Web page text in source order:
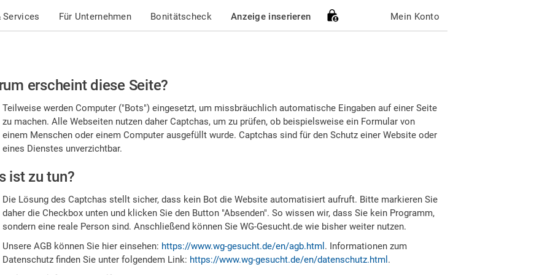
Services Für Unternehmen Bonitätscheck Anzeige inserieren Mein Konto
erscheint diese Seite?
Teilweise werden Computer ("Bots") eingesetzt, um missbräuchlich automatische Eingaben auf einer Seite
zu machen. Alle Webseiten nutzen daher Captchas, um zu prüfen, ob beispielsweise ein Formular von
einem Menschen oder einem Computer ausgefüllt wurde. Captchas sind für den Schutz einer Website oder
eines Dienstes unverzichtbar.
ist zu tun?
Die Lösung des Captchas stellt sicher, dass kein Bot die Website automatisiert aufruft. Bitte markieren Sie
daher die Checkbox unten und klicken Sie den Button "Absenden". So wissen wir, dass Sie kein Programm,
sondern eine reale Person sind. Anschließend können Sie WG-Gesucht.de wie bisher weiter nutzen.
Unsere AGB können Sie hier einsehen: https://www.wg-gesucht.de/en/agb.html . Informationen zum
Datenschutz finden Sie unter folgendem Link: https://www.wg-gesucht.de/en/datenschutz.html .